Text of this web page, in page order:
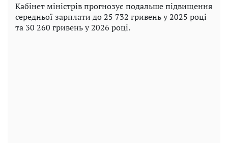
Кабінет міністрів прогнозує подальше підвищення
середньої зарплати до 25 732 гривень у 2025 році
та 30 260 гривень у 2026 році.